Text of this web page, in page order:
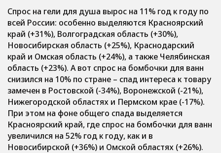
Спрос на гели для душа вырос на 11% год к году по
всей России: особенно выделяются Красноярский
край (+31%), Волгоградская область (+30%),
Новосибирская область (+25%), Краснодарский
край и Омская область (+24%), а также Челябинская
область (+23%). А вот спрос на бомбочки для ванн
снизился на 10% по стране – спад интереса к товару
замечен в Ростовской (-34%), Воронежской (-21%),
Нижегородской областях и Пермском крае (-17%).
При этом на фоне общего спада выделяется
Красноярский край, где спрос на бомбочки для ванн
увеличился на 52% год к году, как и в
Новосибирской (+36%) и Омской областях (+26%).